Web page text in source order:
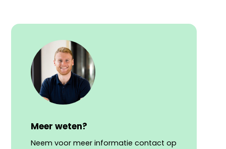
Meer weten?
Neem voor meer informatie contact op